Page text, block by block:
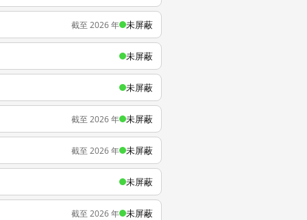
截至 2026 年 未屏蔽
未屏蔽
未屏蔽
截至 2026 年 未屏蔽
截至 2026 年 未屏蔽
未屏蔽
截至 2026 年 未屏蔽